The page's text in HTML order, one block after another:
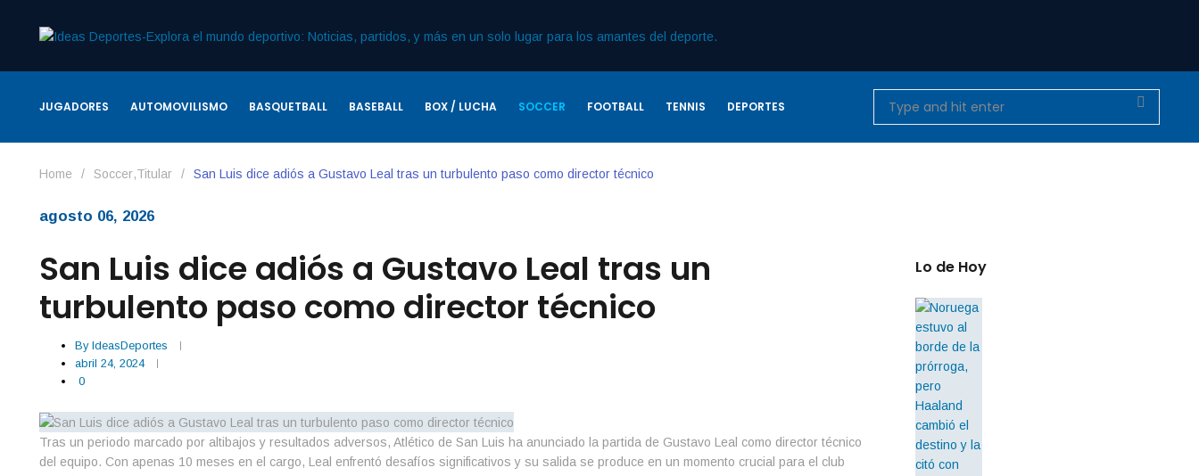
JUGADORES AUTOMOVILISMO BASQUETBALL BASEBALL BOX / LUCHA SOCCER FOOTBALL TENNIS DEPORTES
Home / Soccer,Titular / San Luis dice adiós a Gustavo Leal tras un turbulento paso como director técnico
agosto 06, 2026
San Luis dice adiós a Gustavo Leal tras un
turbulento paso como director técnico
By IdeasDeportes
abril 24, 2024
0
Tras un periodo marcado por altibajos y resultados adversos, Atlético de San Luis ha anunciado la partida de Gustavo Leal como director técnico
del equipo. Con apenas 10 meses en el cargo, Leal enfrentó desafíos significativos y su salida se produce en un momento crucial para el club
Lo de Hoy